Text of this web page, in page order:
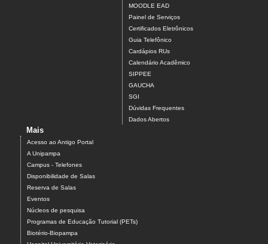
MOODLE EAD
Painel de Serviços
Certificados Eletrônicos
Guia Telefônico
Cardápios RUs
Calendário Acadêmico
SIPPEE
GAUCHA
SGI
Dúvidas Frequentes
Dados Abertos
Mais
Acesso ao Antigo Portal
A Unipampa
Campus - Telefones
Disponibilidade de Salas
Reserva de Salas
Eventos
Núcleos de pesquisa
Programas de Educação Tutorial (PETs)
Biotério-Biopampa